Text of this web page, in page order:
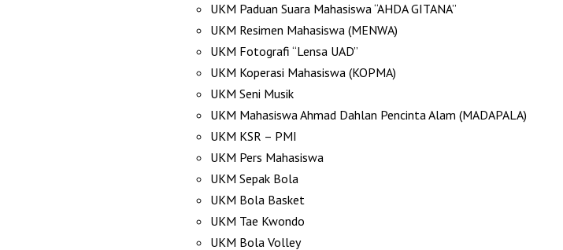
UKM Paduan Suara Mahasiswa “AHDA GITANA”
UKM Resimen Mahasiswa (MENWA)
UKM Fotografi “Lensa UAD”
UKM Koperasi Mahasiswa (KOPMA)
UKM Seni Musik
UKM Mahasiswa Ahmad Dahlan Pencinta Alam (MADAPALA)
UKM KSR – PMI
UKM Pers Mahasiswa
UKM Sepak Bola
UKM Bola Basket
UKM Tae Kwondo
UKM Bola Volley